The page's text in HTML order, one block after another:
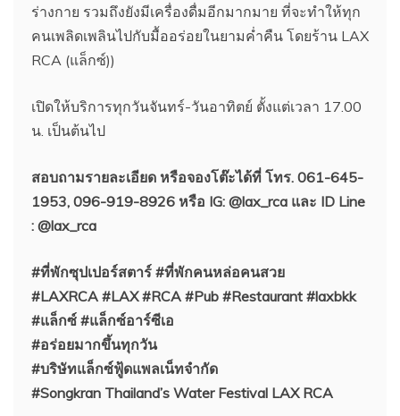
ร่างกาย รวมถึงยังมีเครื่องดื่มอีกมากมาย ที่จะทำให้ทุก
คนเพลิดเพลินไปกับมื้ออร่อยในยามค่ำคืน โดยร้าน LAX
RCA (แล็กซ์))
เปิดให้บริการทุกวันจันทร์-วันอาทิตย์ ตั้งแต่เวลา 17.00
น. เป็นต้นไป
สอบถามรายละเอียด หรือจองโต๊ะได้ที่ โทร. 061-645-
1953, 096-919-8926 หรือ IG: @lax_rca และ ID Line
: @lax_rca
#ที่พักซุปเปอร์สตาร์ #ที่พักคนหล่อคนสวย
#LAXRCA #LAX #RCA #Pub #Restaurant #laxbkk
#แล็กซ์ #แล็กซ์อาร์ซีเอ
#อร่อยมากขึ้นทุกวัน
#บริษัทแล็กซ์ฟู้ดแพลเน็ทจำกัด
#Songkran Thailand’s Water Festival LAX RCA